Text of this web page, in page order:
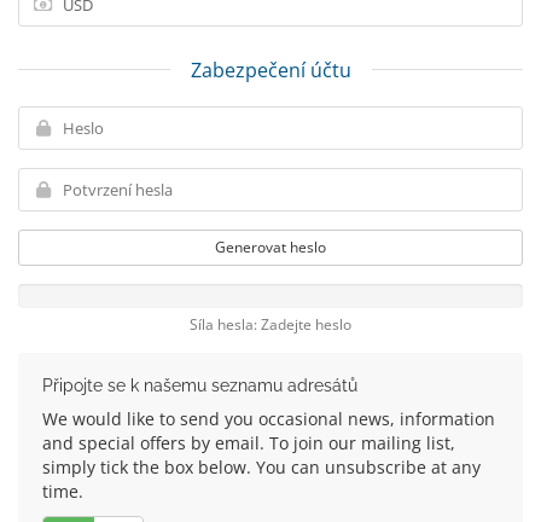
Zabezpečení účtu
Generovat heslo
Síla hesla: Zadejte heslo
Připojte se k našemu seznamu adresátů
We would like to send you occasional news, information
and special offers by email. To join our mailing list,
simply tick the box below. You can unsubscribe at any
time.